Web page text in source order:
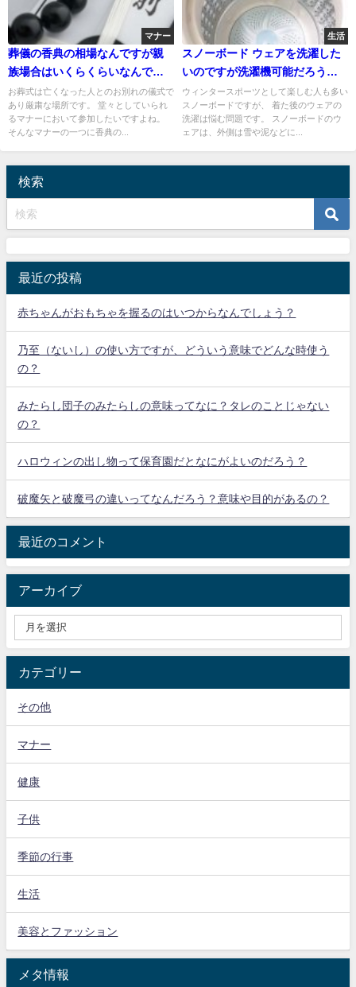
マナー
葬儀の香典の相場なんですが親
族場合はいくらくらいなんでし
ょう？
お葬式は亡くなった人とのお別れの儀式で
あり厳粛な場所です。 堂々としていられ
るマナーにおいて参加したいですよね。
そんなマナーの一つに香典の...
生活
スノーボード ウェアを洗濯した
いのですが洗濯機可能だろう
か？
ウィンタースポーツとして楽しむ人も多い
スノーボードですが、 着た後のウェアの
洗濯は悩む問題です。 スノーボードのウ
ェアは、外側は雪や泥などに...
検索
最近の投稿
赤ちゃんがおもちゃを握るのはいつからなんでしょう？
乃至（ないし）の使い方ですが、どういう意味でどんな時使う
の？
みたらし団子のみたらしの意味ってなに？タレのことじゃない
の？
ハロウィンの出し物って保育園だとなにがよいのだろう？
破魔矢と破魔弓の違いってなんだろう？意味や目的があるの？
最近のコメント
アーカイブ
カテゴリー
その他
マナー
健康
子供
季節の行事
生活
美容とファッション
メタ情報